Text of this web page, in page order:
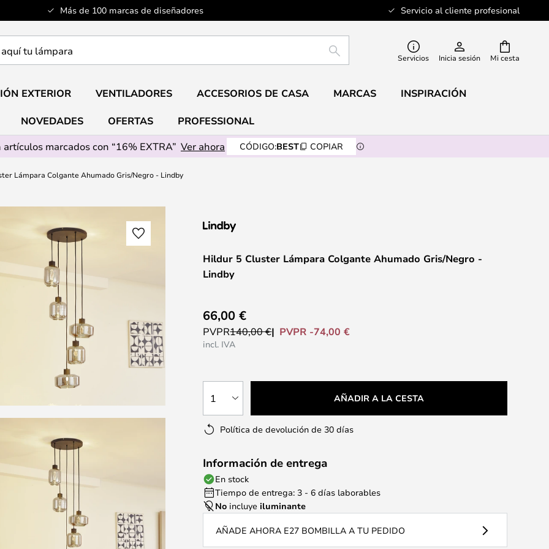
Más de 100 marcas de diseñadores Servicio al cliente profesional
Mi cesta
BUSCAR Servicios Inicia sesión
EXTERIOR VENTILADORES ACCESORIOS DE CASA MARCAS INSPIRACIÓN
NOVEDADES OFERTAS
PROFESSIONAL
artículos marcados con “16% EXTRA” Ver ahora CÓDIGO:BEST COPIAR
Lámpara Colgante Ahumado Gris/Negro - Lindby
Hildur 5 Cluster Lámpara Colgante Ahumado Gris/Negro -
Lindby
66,00 €
PVPR140,00 € PVPR -74,00 €
incl. IVA
1 AÑADIR A LA CESTA
Política de devolución de 30 días
Información de entrega
En stock
Tiempo de entrega: 3 - 6 días laborables
No incluyeiluminante
AÑADE AHORA E27 BOMBILLA A TU PEDIDO